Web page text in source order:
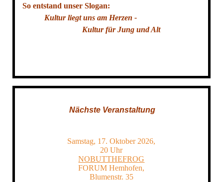
So entstand unser Slogan:
Kultur liegt uns am Herzen -
Kultur für Jung und Alt
Nächste Veranstaltung
Samstag, 17. Oktober 2026,
20 Uhr
NOBUTTHEFROG
FORUM Hemhofen,
Blumenstr. 35